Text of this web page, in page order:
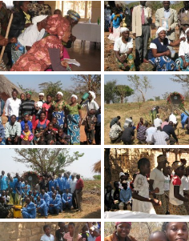
O. TADEUSZ SAROTA
SJ